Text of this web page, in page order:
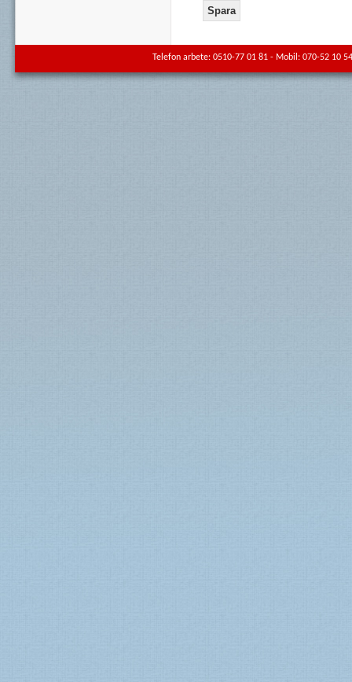
Telefon arbete: 0510-77 01 81 - Mobil: 070-52 10